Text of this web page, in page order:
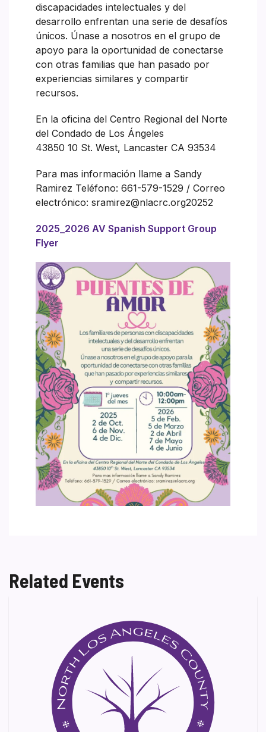
discapacidades intelectuales y del
desarrollo enfrentan una serie de desafíos
únicos. Únase a nosotros en el grupo de
apoyo para la oportunidad de conectarse
con otras familias que han pasado por
experiencias similares y compartir
recursos.
En la oficina del Centro Regional del Norte
del Condado de Los Ángeles
43850 10 St. West, Lancaster CA 93534
Para mas información llame a Sandy
Ramirez Teléfono: 661-579-1529 / Correo
electrónico: sramirez@nlacrc.org20252
2025_2026 AV Spanish Support Group
Flyer
Related Events